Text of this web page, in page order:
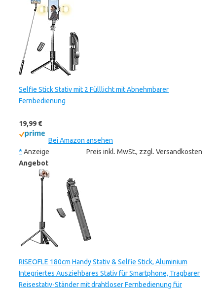
Selfie Stick Stativ mit 2 Fülllicht mit Abnehmbarer
Fernbedienung
19,99 €
Bei Amazon ansehen
* Anzeige
Preis inkl. MwSt., zzgl. Versandkosten
Angebot
RISEOFLE 180cm Handy Stativ & Selfie Stick, Aluminium
Integriertes Ausziehbares Stativ für Smartphone, Tragbarer
Reisestativ-Ständer mit drahtloser Fernbedienung für